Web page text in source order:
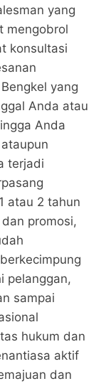
yang
mengobrol
konsultasi
yang
Anda atau
Anda
terjadi
atau 2 tahun
promosi,
pelanggan,
sampai
hukum dan
aktif
dan